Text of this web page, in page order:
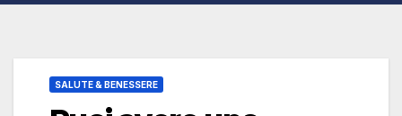
SALUTE & BENESSERE